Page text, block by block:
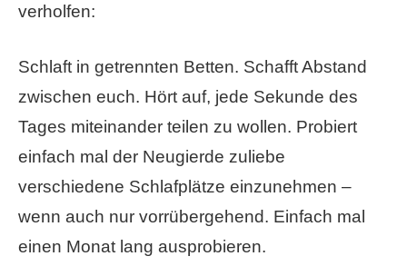
verholfen:
Schlaft in getrennten Betten. Schafft Abstand
zwischen euch. Hört auf, jede Sekunde des
Tages miteinander teilen zu wollen. Probiert
einfach mal der Neugierde zuliebe
verschiedene Schlafplätze einzunehmen –
wenn auch nur vorrübergehend. Einfach mal
einen Monat lang ausprobieren.